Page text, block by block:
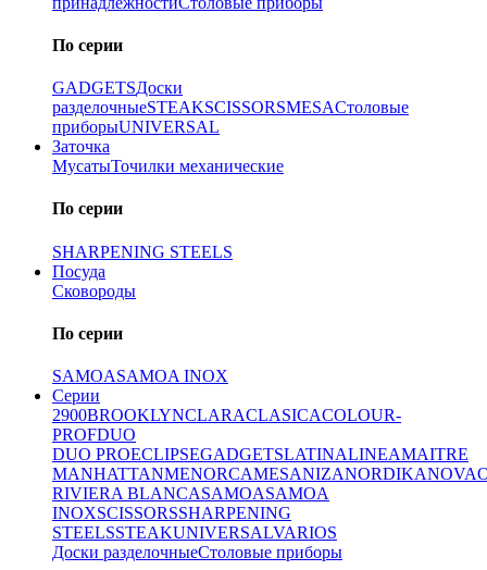
По серии
GADGETSДоски
разделочныеSTEAKSCISSORSMESAСтоловые
приборыUNIVERSAL
Заточка
МусатыТочилки механические
По серии
SHARPENING STEELS
Посуда
Сковороды
По серии
SAMOASAMOA INOX
Серии
2900BROOKLYNCLARACLASICACOLOUR-
PROFDUO
DUO PROECLIPSEGADGETSLATINALINEAMAITRE
MANHATTANMENORCAMESANIZANORDIKANOVA
RIVIERA BLANCASAMOASAMOA
INOXSCISSORSSHARPENING
STEELSSTEAKUNIVERSALVARIOS
Доски разделочныеСтоловые приборы